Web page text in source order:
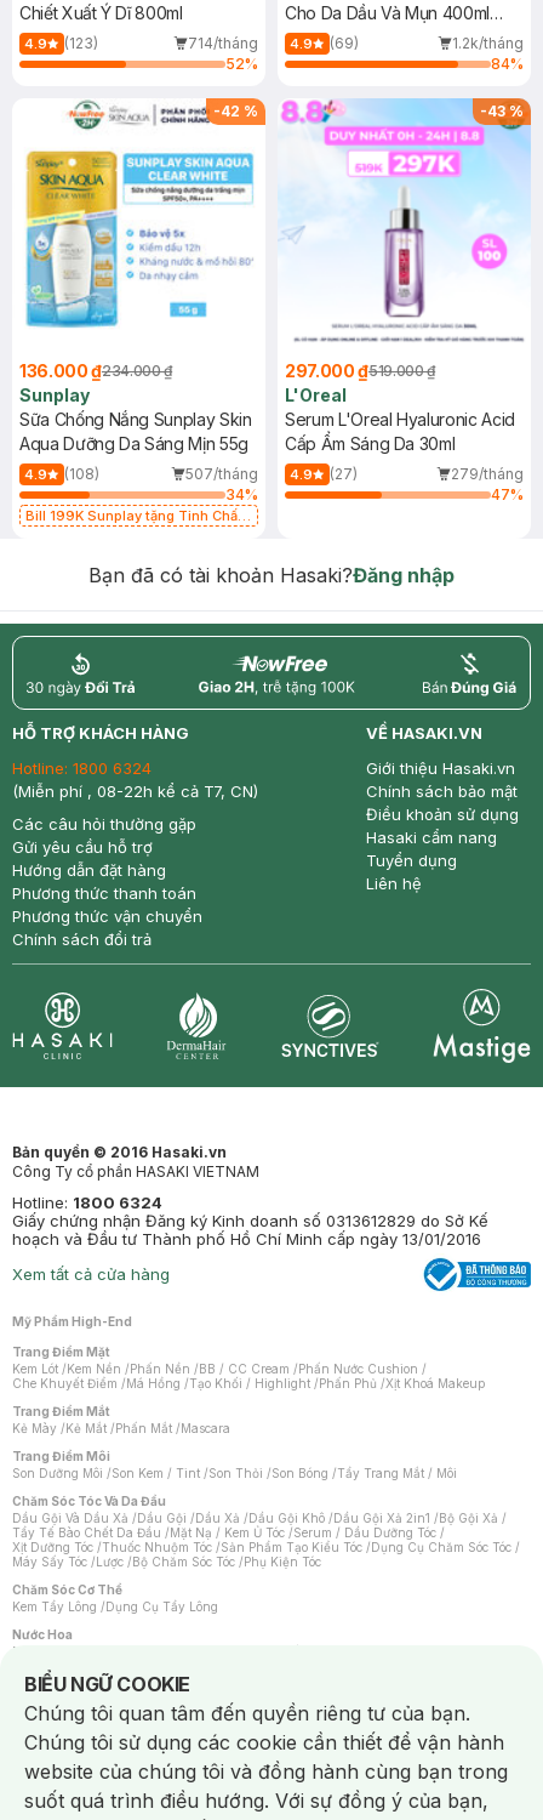
Chiết Xuất Ý Dĩ 800ml
4.9 (123)
714/tháng
52%
Cho Da Dầu Và Mụn 400ml
(Mới)
4.9 (69)
1.2k/tháng
84%
-42 %
136.000 ₫234.000 ₫
Sunplay
Sữa Chống Nắng Sunplay Skin
Aqua Dưỡng Da Sáng Mịn 55g
4.9 (108)
507/tháng
34%
Bill 199K Sunplay tặng Tinh Chất
-43%
297.000 ₫519.000 ₫
L'Oreal
Serum L'Oreal Hyaluronic Acid
Cấp Ẩm Sáng Da 30ml
4.9 (27)
279/tháng
47%
Bạn đã có tài khoản Hasaki?Đăng nhập
return nowfree price
HỖ TRỢ KHÁCH HÀNG
Hotline: 1800 6324
(Miễn phí , 08-22h kể cả T7, CN)
Các câu hỏi thường gặp
Gửi yêu cầu hỗ trợ
Hướng dẫn đặt hàng
Phương thức thanh toán
Phương thức vận chuyển
Chính sách đổi trả
VỀ HASAKI.VN
Giới thiệu Hasaki.vn
Chính sách bảo mật
Điều khoản sử dụng
Hasaki cẩm nang
Tuyển dụng
Liên hệ
Bản quyền © 2016 Hasaki.vn
Công Ty cổ phần HASAKI VIETNAM
Hotline: 1800 6324
Giấy chứng nhận Đăng ký Kinh doanh số 0313612829 do Sở Kế
hoạch và Đầu tư Thành phố Hồ Chí Minh cấp ngày 13/01/2016
Xem tất cả cửa hàng
Mỹ Phẩm High-End
Trang Điểm Mặt
Kem Lót /Kem Nền /Phấn Nền /BB / CC Cream /Phấn Nước Cushion /
Che Khuyết Điểm /Má Hồng /Tạo Khối / Highlight /Phấn Phủ /Xịt Khoá Makeup
Trang Điểm Mắt
Kẻ Mày /Kẻ Mắt /Phấn Mắt /Mascara
Trang Điểm Môi
Son Dưỡng Môi /Son Kem / Tint /Son Thỏi /Son Bóng /Tẩy Trang Mắt / Môi
Chăm Sóc Tóc Và Da Đầu
Dầu Gội Và Dầu Xả /Dầu Gội /Dầu Xả /Dầu Gội Khô /Dầu Gội Xả 2in1 /Bộ Gội Xả /
Tẩy Tế Bào Chết Da Đầu /Mặt Nạ / Kem Ủ Tóc /Serum / Dầu Dưỡng Tóc /
Xịt Dưỡng Tóc /Thuốc Nhuộm Tóc /Sản Phẩm Tạo Kiểu Tóc /Dụng Cụ Chăm Sóc Tóc /
Máy Sấy Tóc /Lược /Bộ Chăm Sóc Tóc /Phụ Kiện Tóc
Chăm Sóc Cơ Thể
Kem Tẩy Lông /Dụng Cụ Tẩy Lông
Nước Hoa
Nước Hoa Nữ
Chăm Sóc Cá Nhân
Chống Muỗi /Khẩu Trang /Máy Massage/Mặt Nạ Xông Hơi /Nước Rửa Tay/
Sản Phẩm Chăm Sóc Khác /Bàn Chải Đánh Răng /Bàn Chải Điện/
Hỗ Trợ Trắng Răng/Kem Đánh Răng /Máy Tăm Nước/ Nước Súc Miệng/
Tăm / Chỉ Nha Khoa/ Xịt Thơm Miệng / Dung Dịch Vệ Sinh/Dưỡng Vùng Kín/
Khăn Ướt Vệ Sinh Vùng Kín/Băng Vệ Sinh/Tampon/Bọt Cạo Râu /Dao Cạo Râu/
Máy Cạo Râu
Vấn Đề Về Da
BIỂU NGỮ COOKIE
Notice about cookies usage
Chúng tôi quan tâm đến quyền riêng tư của bạn.
Chúng tôi sử dụng các cookie cần thiết để vận hành
website của chúng tôi và đồng hành cùng bạn trong
suốt quá trình điều hướng. Với sự đồng ý của bạn,